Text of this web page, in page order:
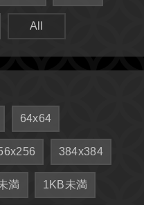
All
64x64
384x384
満 1KB未満